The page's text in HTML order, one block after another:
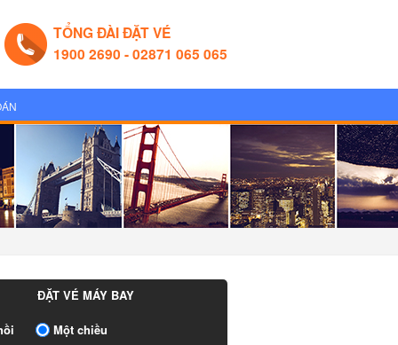
TỔNG ĐÀI ĐẶT VÉ
1900 2690 - 02871 065 065
ĐẶT VÉ MÁY BAY
Một chiều